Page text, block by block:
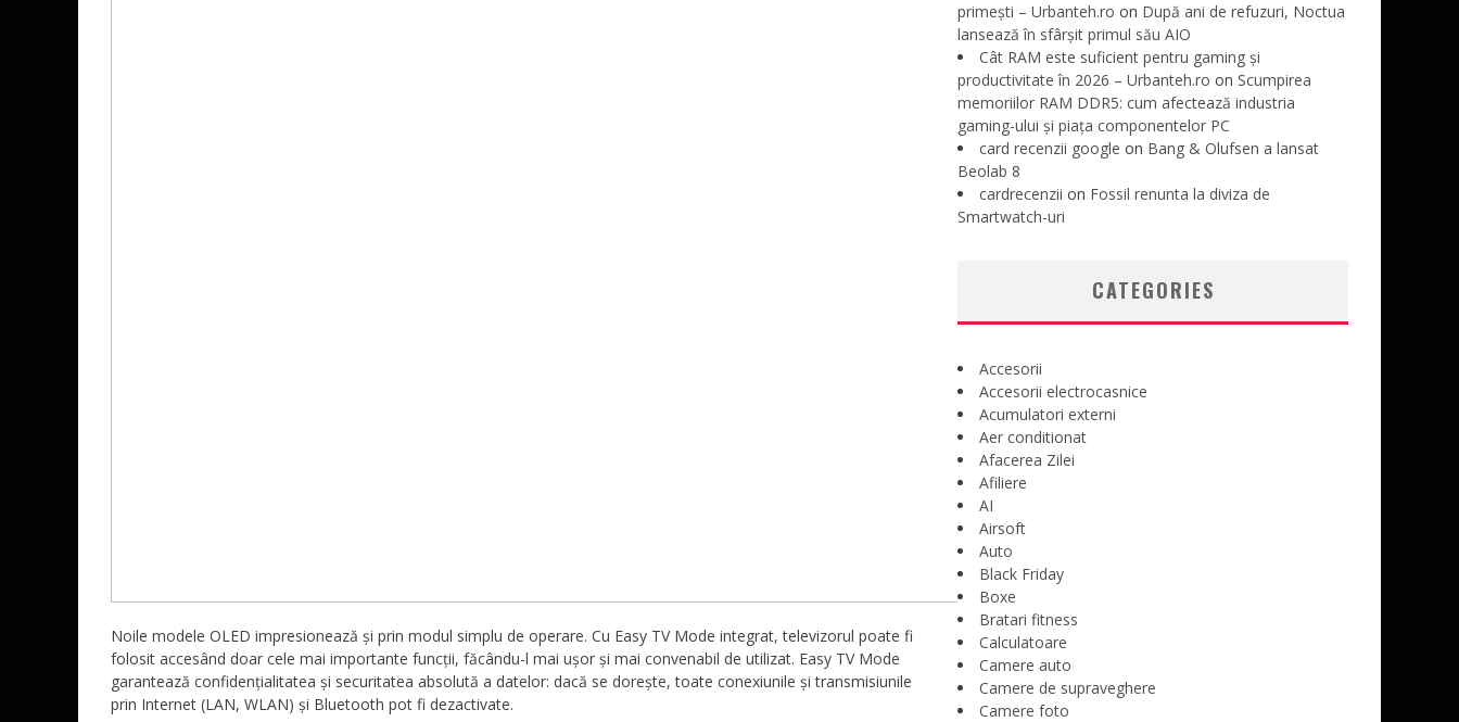
Noile modele OLED impresionează și prin modul simplu de operare. Cu Easy TV Mode integrat, televizorul poate fi
folosit accesând doar cele mai importante funcții, făcându-l mai ușor și mai convenabil de utilizat. Easy TV Mode
garantează confidențialitatea și securitatea absolută a datelor: dacă se dorește, toate conexiunile și transmisiunile
prin Internet (LAN, WLAN) și Bluetooth pot fi dezactivate.
primești – Urbanteh.ro on După ani de refuzuri, Noctua
lansează în sfârșit primul său AIO
Cât RAM este suficient pentru gaming și
productivitate în 2026 – Urbanteh.ro on Scumpirea
memoriilor RAM DDR5: cum afectează industria
gaming-ului și piața componentelor PC
card recenzii google on Bang & Olufsen a lansat
Beolab 8
cardrecenzii on Fossil renunta la diviza de
Smartwatch-uri
CATEGORIES
Accesorii
Accesorii electrocasnice
Acumulatori externi
Aer conditionat
Afacerea Zilei
Afiliere
AI
Airsoft
Auto
Black Friday
Boxe
Bratari fitness
Calculatoare
Camere auto
Camere de supraveghere
Camere foto